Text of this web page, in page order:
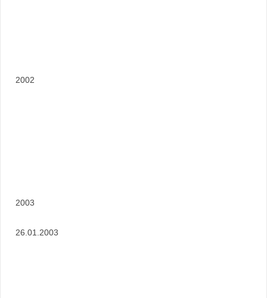
2002
2003
26.01.2003